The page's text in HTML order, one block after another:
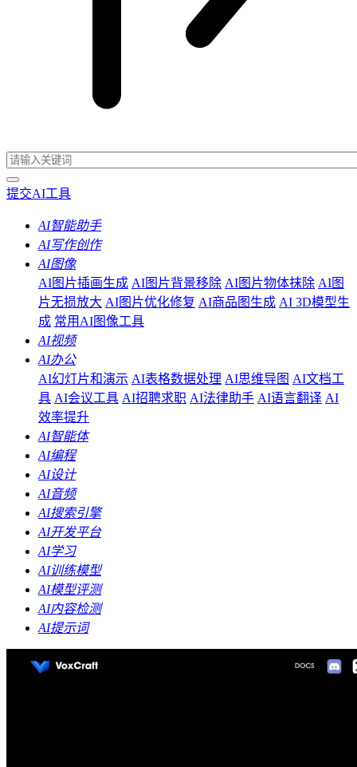
提交AI工具
AI智能助手
AI写作创作
AI图像
AI图片插画生成 AI图片背景移除 AI图片物体抹除 AI图
片无损放大 AI图片优化修复 AI商品图生成 AI 3D模型生
成 常用AI图像工具
AI视频
AI办公
AI幻灯片和演示 AI表格数据处理 AI思维导图 AI文档工
具 AI会议工具 AI招聘求职 AI法律助手 AI语言翻译 AI
效率提升
AI智能体
AI编程
AI设计
AI音频
AI搜索引擎
AI开发平台
AI学习
AI训练模型
AI模型评测
AI内容检测
AI提示词